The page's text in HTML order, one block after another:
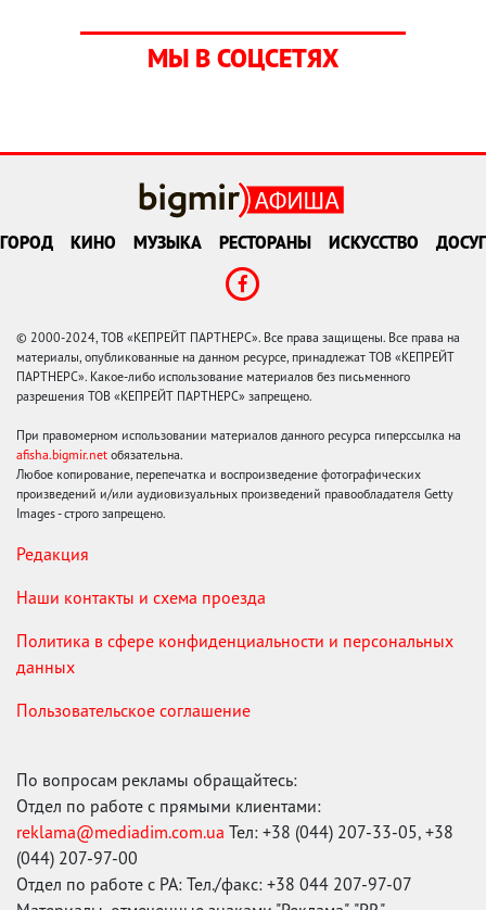
МЫ В СОЦСЕТЯХ
ГОРОД КИНО МУЗЫКА РЕСТОРАНЫ ИСКУССТВО ДОСУГ
© 2000-2024, ТОВ «КЕПРЕЙТ ПАРТНЕРС». Все права защищены. Все права на
материалы, опубликованные на данном ресурсе, принадлежат ТОВ «КЕПРЕЙТ
ПАРТНЕРС». Какое-либо использование материалов без письменного
разрешения ТОВ «КЕПРЕЙТ ПАРТНЕРС» запрещено.
При правомерном использовании материалов данного ресурса гиперссылка на
afisha.bigmir.net обязательна.
Любое копирование, перепечатка и воспроизведение фотографических
произведений и/или аудиовизуальных произведений правообладателя Getty
Images - строго запрещено.
Редакция
Наши контакты и схема проезда
Политика в сфере конфиденциальности и персональных
данных
Пользовательское соглашение
По вопросам рекламы обращайтесь:
Отдел по работе с прямыми клиентами:
reklama@mediadim.com.ua Тел: +38 (044) 207-33-05, +38
(044) 207-97-00
Отдел по работе с РА: Тел./факс: +38 044 207-97-07